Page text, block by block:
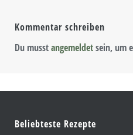
Kommentar schreiben
Du musstangemeldetsein, um
Beliebteste Rezepte